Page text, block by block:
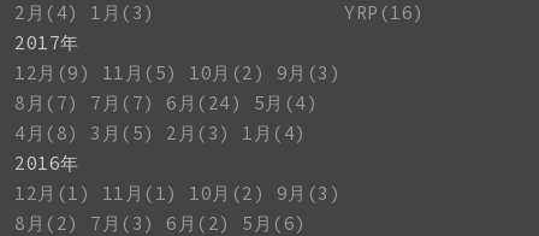
2月(4)
1月(3)
2017年
12月(9)
11月(5) 10月(2)
9月(3)
8月(7)
7月(7) 6月(24)
5月(4)
4月(8)
3月(5) 2月(3)
1月(4)
2016年
12月(1)
11月(1) 10月(2)
9月(3)
8月(2)
7月(3) 6月(2)
5月(6)
YRP(16)